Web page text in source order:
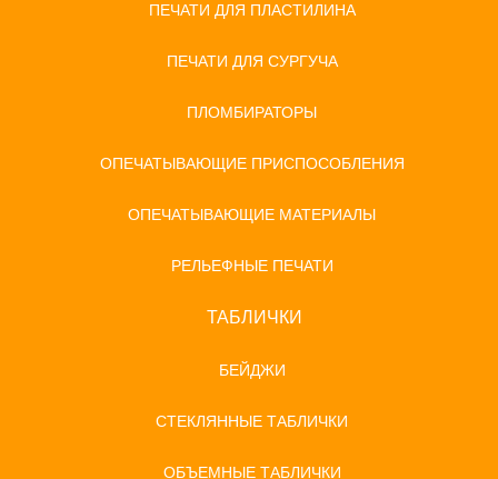
ПЕЧАТИ ДЛЯ ПЛАСТИЛИНА
ПЕЧАТИ ДЛЯ СУРГУЧА
ПЛОМБИРАТОРЫ
ОПЕЧАТЫВАЮЩИЕ ПРИСПОСОБЛЕНИЯ
ОПЕЧАТЫВАЮЩИЕ МАТЕРИАЛЫ
РЕЛЬЕФНЫЕ ПЕЧАТИ
ТАБЛИЧКИ
БЕЙДЖИ
СТЕКЛЯННЫЕ ТАБЛИЧКИ
ОБЪЕМНЫЕ ТАБЛИЧКИ